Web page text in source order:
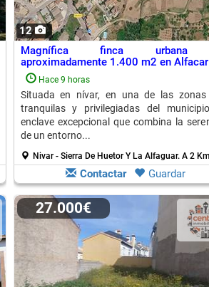
12
Magnífica finca urbana
aproximadamente 1.400 m2 en Alfacar
Hace 9 horas
Situada en nívar, en una de las zonas
tranquilas y privilegiadas del
enclave excepcional que combina la
de un entorno...
Nivar - Sierra De Huetor Y La Alfaguar. A 2
Contactar Guardar
27.000€